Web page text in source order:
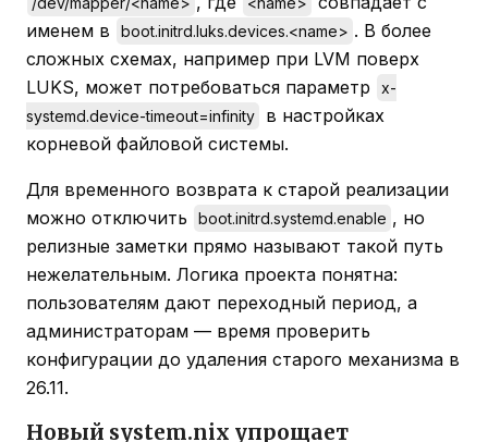
именем в
boot.initrd.luks.devices.<name> . В более
сложных схемах, например при LVM поверх
LUKS, может потребоваться параметр
x-
systemd.device-timeout=infinity
в настройках
корневой файловой системы.
Для временного возврата к старой реализации
можно отключить
boot.initrd.systemd.enable , но
релизные заметки прямо называют такой путь
нежелательным. Логика проекта понятна:
пользователям дают переходный период, а
администраторам — время проверить
конфигурации до удаления старого механизма в
26.11.
Новый system.nix упрощает